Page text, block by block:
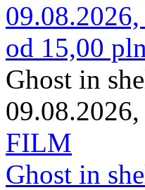
od 15,00 pln
Ghost in
FILM
Ghost in